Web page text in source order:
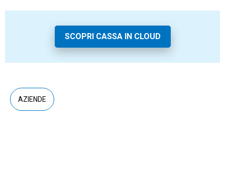
SCOPRI CASSA IN CLOUD
AZIENDE